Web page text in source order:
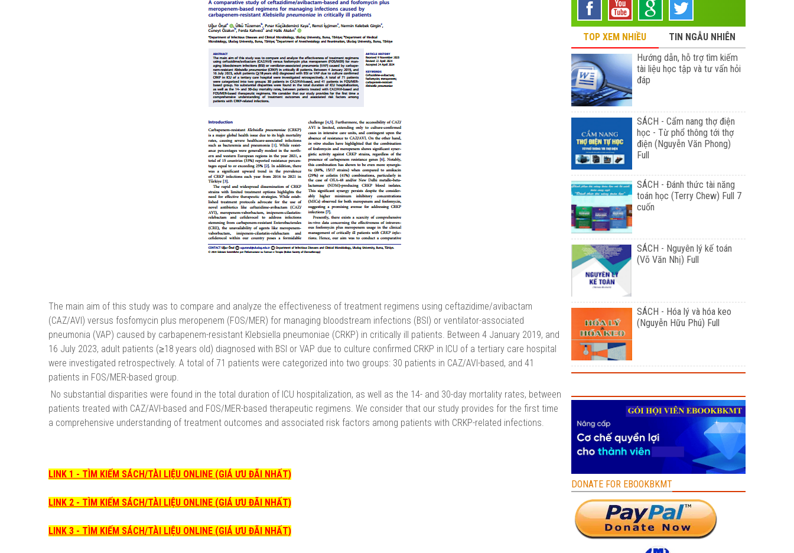
The main aim of this study was to compare and analyze the effectiveness of treatment regimens using ceftazidime/avibactam
(CAZ/AVI) versus fosfomycin plus meropenem (FOS/MER) for managing bloodstream infections (BSI) or ventilator-associated
pneumonia (VAP) caused by carbapenem-resistant Klebsiella pneumoniae (CRKP) in critically ill patients. Between 4 January 2019, and
16 July 2023, adult patients (≥18 years old) diagnosed with BSI or VAP due to culture confirmed CRKP in ICU of a tertiary care hospital
were investigated retrospectively. A total of 71 patients were categorized into two groups: 30 patients in CAZ/AVI-based, and 41
patients in FOS/MER-based group.
No substantial disparities were found in the total duration of ICU hospitalization, as well as the 14- and 30-day mortality rates, between
patients treated with CAZ/AVI-based and FOS/MER-based therapeutic regimens. We consider that our study provides for the first time
a comprehensive understanding of treatment outcomes and associated risk factors among patients with CRKP-related infections.
LINK 1 - TÌM KIẾM SÁCH/TÀI LIỆU ONLINE (GIÁ ƯU ĐÃI NHẤT)
LINK 2 - TÌM KIẾM SÁCH/TÀI LIỆU ONLINE (GIÁ ƯU ĐÃI NHẤT)
LINK 3 - TÌM KIẾM SÁCH/TÀI LIỆU ONLINE (GIÁ ƯU ĐÃI NHẤT)
TOP XEM NHIỀU
TIN NGẪU NHIÊN
Hướng dẫn, hỗ trợ tìm kiếm
tài liệu học tập và tư vấn hỏi
đáp
SÁCH - Cẩm nang thợ điện
học - Từ phổ thông tới thợ
điện (Nguyễn Văn Phong)
Full
SÁCH - Đánh thức tài năng
toán học (Terry Chew) Full 7
cuốn
SÁCH - Nguyên lý kế toán
(Võ Văn Nhị) Full
SÁCH - Hóa lý và hóa keo
(Nguyễn Hữu Phú) Full
DONATE FOR EBOOKBKMT